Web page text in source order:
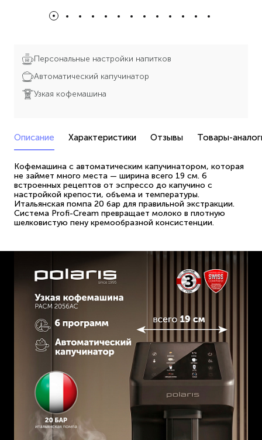
Персональные настройки напитков
Автоматический капучинатор
Узкая кофемашина
Описание Характеристики Отзывы Товары-
Кофемашина с автоматическим капучинатором, которая
не займет много места — ширина всего 19 см. 6
встроенных рецептов от эспрессо до капучино с
настройкой крепости, объема и температуры.
Итальянская помпа 20 бар для правильной экстракции.
Система Profi-Cream превращает молоко в плотную
шелковистую пену кремообразной консистенции.